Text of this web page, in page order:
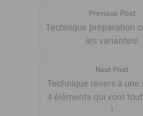
Previous Post
Technique préparation
les variantes!
Next Post
Technique revers à une
4 éléments qui vont
!